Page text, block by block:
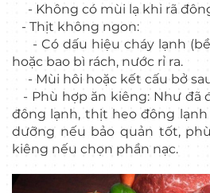
- Không có mùi lạ khi rã
- Thịt không ngon:
- Có dấu hiệu cháy lạnh
hoặc bao bì rách, nước rỉ ra.
- Mùi hôi hoặc kết cấu bở
- Phù hợp ăn kiêng: Như đã
đông lạnh, thịt heo đông lạnh
dưỡng nếu bảo quản tốt,
kiêng nếu chọn phần nạc.